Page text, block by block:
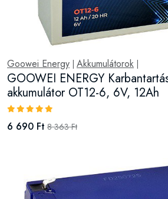
Goowei Energy Akkumulátorok
GOOWEI ENERGY
akkumulátor OT12-6, 6V, 12Ah
6 690 Ft 8 363 Ft